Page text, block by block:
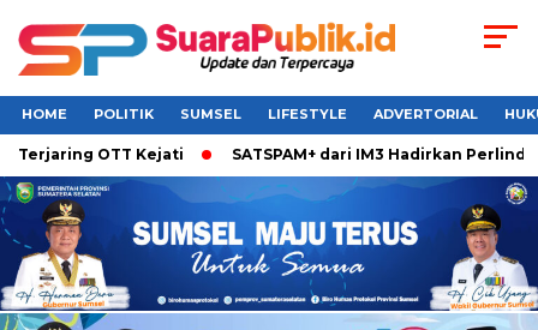
HOME POLITIK SUMSEL LIFESTYLE ADVERTORIAL
OTT Kejati SATSPAM+ dari IM3 Hadirkan